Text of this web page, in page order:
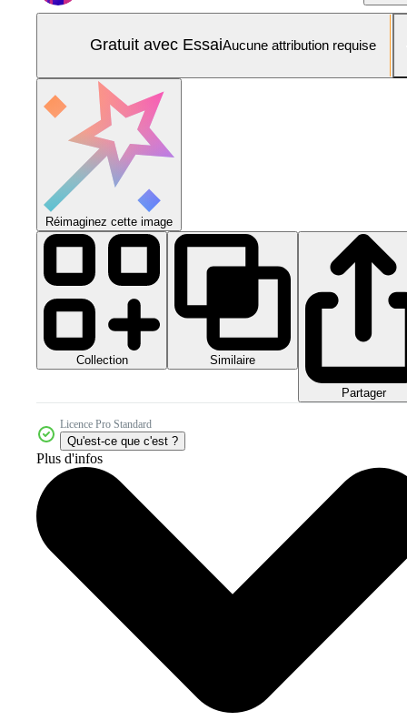
Gratuit avec EssaiAucune attribution requise
Réimaginez cette image
Collection Similaire
Partager
Licence Pro Standard
Qu'est-ce que c'est ?
Plus d'infos